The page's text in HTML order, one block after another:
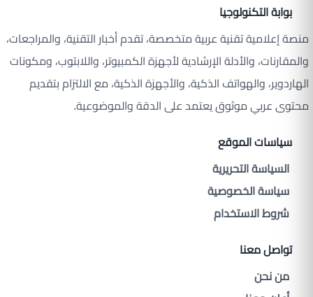
بوابة التكنولوجيا
منصة إعلامية تقنية عربية متخصصة، تقدم أخبار التقنية، والمراجعات،
والمقارنات، والأدلة الإرشادية لأجهزة الكمبيوتر، واللابتوب، ومكونات
الهاردوير، والهواتف الذكية، والأجهزة الذكية، مع الالتزام بتقديم
محتوى عربي موثوق يعتمد على الدقة والموضوعية.
سياسات الموقع
السياسة التحريرية
سياسة الخصوصية
شروط الاستخدام
تواصل معنا
من نحن